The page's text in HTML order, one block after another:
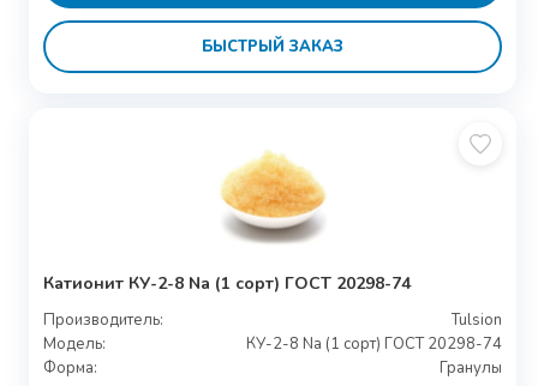
БЫСТРЫЙ ЗАКАЗ
Катионит КУ-2-8 Na (1 сорт) ГОСТ 20298-74
Производитель:
Tulsion
Модель:
КУ-2-8 Na (1 сорт) ГОСТ 20298-74
Форма:
Гранулы